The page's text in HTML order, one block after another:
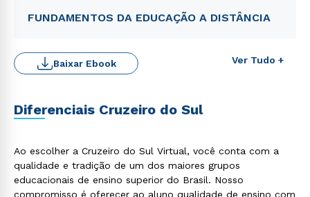
FUNDAMENTOS DA EDUCAÇÃO A DISTÂNCIA
Ver Tudo +
Baixar Ebook
Diferenciais Cruzeiro do Sul
Ao escolher a Cruzeiro do Sul Virtual, você conta com a
qualidade e tradição de um dos maiores grupos
educacionais de ensino superior do Brasil. Nosso
compromisso é oferecer ao aluno qualidade de ensino com
Rápido e fácil
WhatsApp